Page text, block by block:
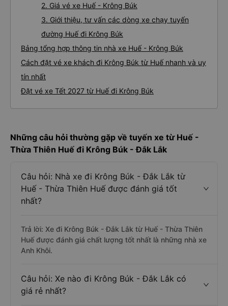
2. Giá vé xe Huế - Krông Búk
3. Giới thiệu, tư vấn các dòng xe chạy tuyến
đường Huế đi Krông Búk
Bảng tổng hợp thông tin nhà xe Huế - Krông Búk
Cách đặt vé xe khách đi Krông Búk từ Huế nhanh và uy
tín nhất
Đặt vé xe Tết 2027 từ Huế đi Krông Búk
Những câu hỏi thường gặp về tuyến xe từ Huế -
Thừa Thiên Huế đi Krông Búk - Đắk Lắk
Câu hỏi: Nhà xe đi Krông Búk - Đắk Lắk từ
Huế - Thừa Thiên Huế được đánh giá tốt
nhất?
Trả lời: Xe đi Krông Búk - Đắk Lắk từ Huế - Thừa Thiên
Huế được đánh giá chất lượng tốt nhất là những nhà xe
Anh Khôi.
Câu hỏi: Xe nào đi Krông Búk - Đắk Lắk có
giá rẻ nhất?